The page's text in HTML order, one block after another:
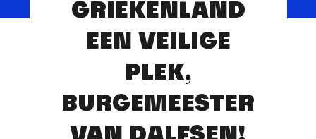
ContactGRIEKENLAND
EEN VEILIGE
PLEK,
BURGEMEESTER